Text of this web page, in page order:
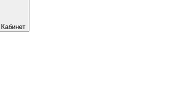
Кабинет